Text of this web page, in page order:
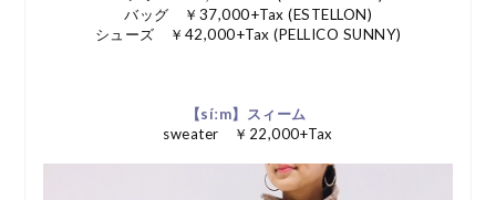
バッグ ￥37,000+Tax (ESTELLON)
シューズ ￥42,000+Tax (PELLICO SUNNY)
【síːm】スィーム
sweater ￥22,000+Tax